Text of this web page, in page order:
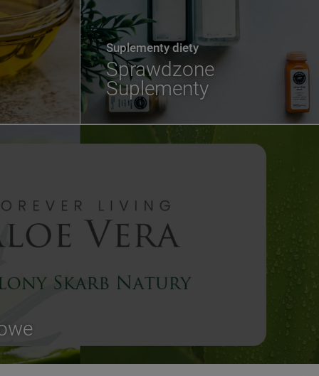
Suplementy diety
Sprawdzone
Suplementy